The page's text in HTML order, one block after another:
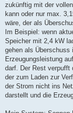
zukünftig mit der
kann oder nur max.
wäre, der als
Im Beispiel: wenn
Speicher mit 2,4 kW
gehen als
Erzeugungsleistung
darf. Der Rest verpufft
der zum Laden zur
der Strom nicht ins
darstellt und die